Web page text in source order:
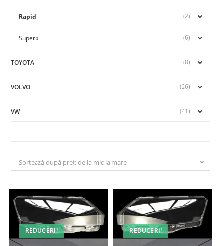
Rapid (2)
Superb (6)
TOYOTA (8)
VOLVO (26)
VW (41)
Sortează după preț: de la mic la mare
REDUCERI! REDUCERI!